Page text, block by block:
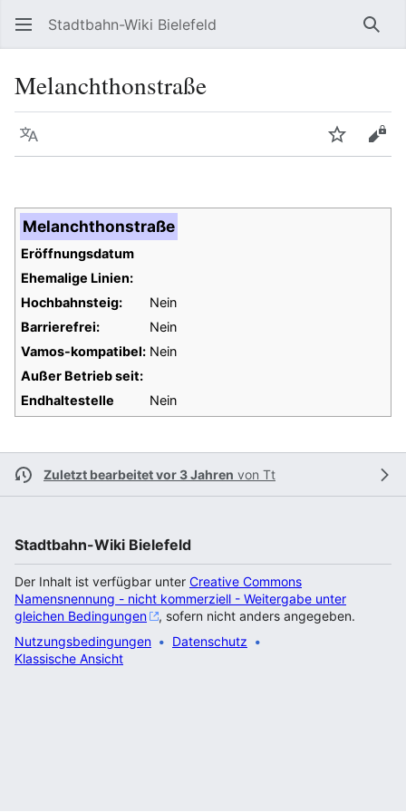
Stadtbahn-Wiki Bielefeld
Melanchthonstraße
Sprache
Melanchthonstraße
Eröffnungsdatum
Ehemalige Linien:
Hochbahnsteig:
Nein
Barrierefrei:
Nein
Vamos-kompatibel: Nein
Außer Betrieb seit:
Endhaltestelle
Nein
Zuletzt bearbeitet vor 3 Jahren von Tt
Stadtbahn-Wiki Bielefeld
Der Inhalt ist verfügbar unter Creative Commons
Namensnennung - nicht kommerziell - Weitergabe unter
gleichen Bedingungen
, sofern nicht anders angegeben.
Datenschutz
Nutzungsbedingungen
Klassische Ansicht